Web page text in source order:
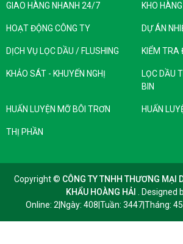
GIAO HÀNG NHANH 24/7 KHO HÀNG
HOẠT ĐỘNG CÔNG TY DỰ ÁN
DỊCH VỤ LỌC DẦU / FLUSHING KIỂM TRA
KHẢO SÁT - KHUYẾN NGHỊ
LỌC DẦU
BIN
HUẤN LUYỆN MỠ BÔI TRƠN HUẤN
THỊ PHẦN
Copyright © CÔNG TY TNHH THƯƠNG MẠI
KHẨU HOÀNG HẢI
. Designed
Online: 2 Ngày: 408 Tuần: 3447Tháng: